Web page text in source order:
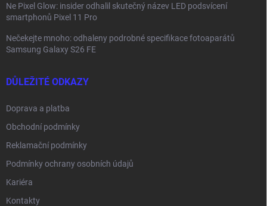
Ne Pixel Glow: insider odhalil skutečný název LED podsvícení
smartphonů Pixel 11 Pro
Nečekejte mnoho: odhaleny podrobné specifikace fotoaparátů
Samsung Galaxy S26 FE
DŮLEŽITÉ ODKAZY
Doprava a platba
Obchodní podmínky
Reklamační podmínky
Podmínky ochrany osobních údajů
Kariéra
Kontakty